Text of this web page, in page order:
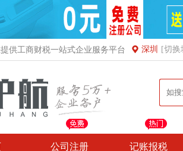
供工商财税一站式企业服务平台 深圳 [切换
公司注册 记账报税